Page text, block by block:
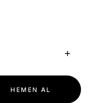
HEMEN AL